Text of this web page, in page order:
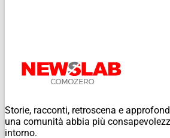
Storie, racconti, retroscena e
una comunità abbia più
intorno.